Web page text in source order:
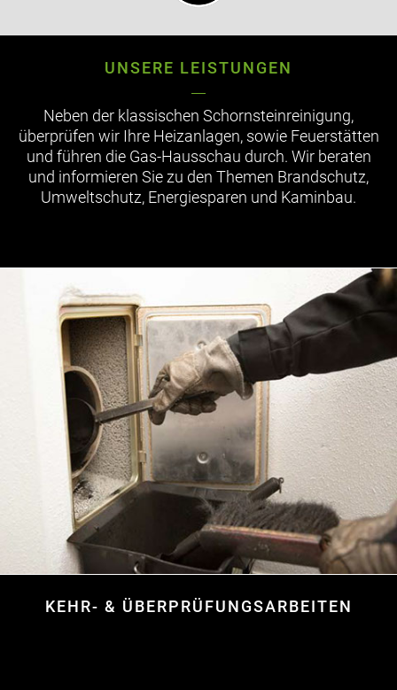
KEHR- & ÜBERPRÜFUNGSARBEITEN
UNSERE LEISTUNGEN
Neben der klassischen Schornsteinreinigung,
überprüfen wir Ihre Heizanlagen, sowie Feuerstätten
und führen die Gas-Hausschau durch. Wir beraten
und informieren Sie zu den Themen Brandschutz,
Umweltschutz, Energiesparen und Kaminbau.